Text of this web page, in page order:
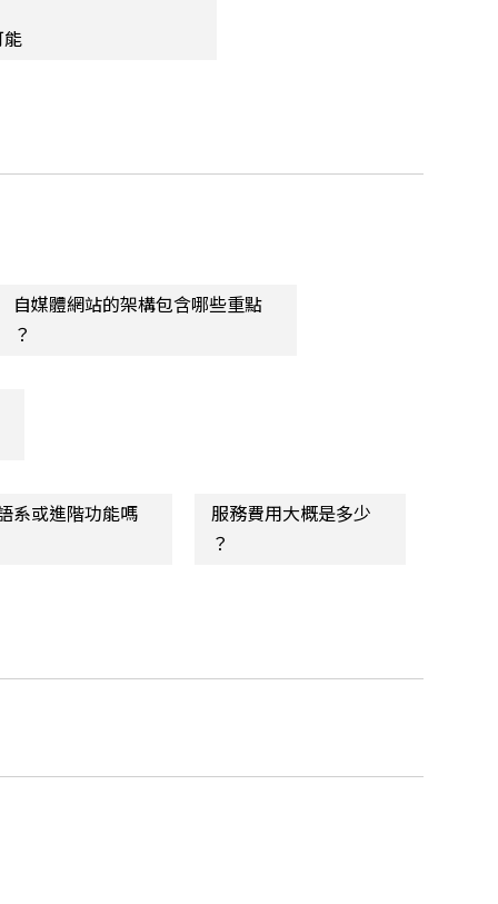
能
自媒體網站的架構包含哪些重點
？
系或進階功能嗎
服務費用大概是多少
？